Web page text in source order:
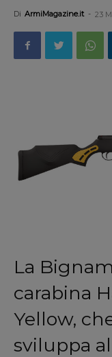
Di ArmiMagazine.it - 23
La
carabina
Yellow,
sviluppa